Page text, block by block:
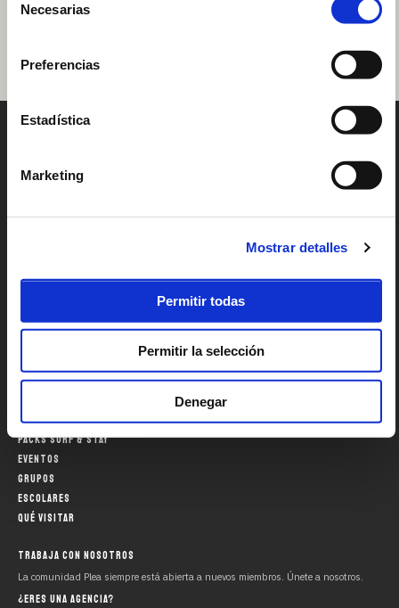
Necesarias
Preferencias
Estadística
Marketing
Mostrar detalles
Permitir todas
Permitir la selección
Denegar
PLEA
BEACH
SNACK BAR
PLEA SURF SCHOOL
PACKS SURF & STAY
EVENTOS
GRUPOS
ESCOLARES
QUÉ VISITAR
TRABAJA CON NOSOTROS
La comunidad Plea siempre está abierta a nuevos miembros. Únete a nosotros.
¿ERES UNA AGENCIA?